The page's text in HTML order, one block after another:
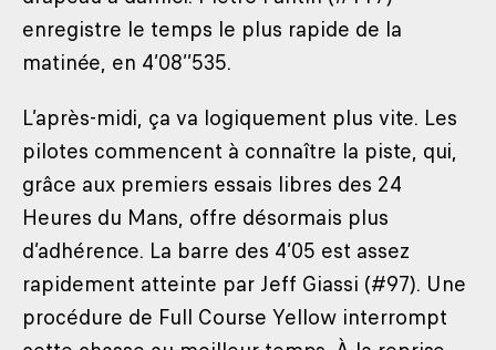
enregistre le temps le plus rapide de la
matinée, en 4’08’’535.
L’après-midi, ça va logiquement plus vite. Les
pilotes commencent à connaître la piste, qui,
grâce aux premiers essais libres des 24
Heures du Mans, offre désormais plus
d’adhérence. La barre des 4’05 est assez
rapidement atteinte par Jeff Giassi (#97). Une
procédure de Full Course Yellow interrompt